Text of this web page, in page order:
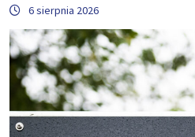
6 sierpnia 2026